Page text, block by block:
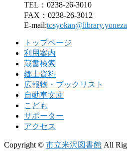
TEL：0238-26-3010
FAX：0238-26-3012
E-mail:
トップページ
利用案内
蔵書検索
郷土資料
広報物・ブックリスト
自動車文庫
こども
サポーター
アクセス
Copyright © 市立米沢図書館 All